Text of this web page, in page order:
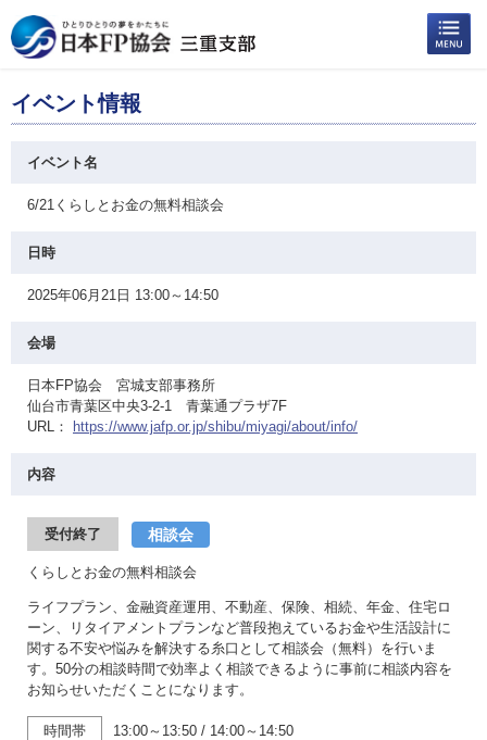
イベント情報
イベント名
6/21くらしとお金の無料相談会
日時
2025年06月21日 13:00～14:50
会場
日本FP協会 宮城支部事務所
仙台市青葉区中央3-2-1 青葉通プラザ7F
URL：
https://www.jafp.or.jp/shibu/miyagi/about/info/
内容
受付終了 相談会
くらしとお金の無料相談会
ライフプラン、金融資産運用、不動産、保険、相続、年金、住宅ロ
ーン、リタイアメントプランなど普段抱えているお金や生活設計に
関する不安や悩みを解決する糸口として相談会（無料）を行いま
す。50分の相談時間で効率よく相談できるように事前に相談内容を
お知らせいただくことになります。
時間帯 13:00～13:50 / 14:00～14:50